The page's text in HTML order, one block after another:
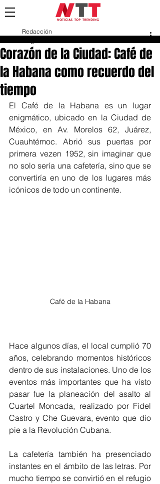
Corazón de la Ciudad: Café de
la Habana como recuerdo del
tiempo
Redacción
El Café de la Habana es un lugar
enigmático, ubicado en la Ciudad de
México, en Av. Morelos 62,
Juárez,
Cuauhtémoc. Abrió sus puertas por
primera vezen 1952, sin imaginar que
no solo sería una cafetería, sino que se
convertiría en uno de los lugares más
icónicos de todo un continente.
Café de la Habana
Hace algunos días, el local cumplió 70
años, celebrando momentos históricos
dentro de sus instalaciones. Uno de los
eventos más importantes que ha visto
pasar fue la planeación del asalto al
Cuartel Moncada, realizado por Fidel
Castro y Che Guevara, evento que dio
pie a la Revolución Cubana.
La cafetería también ha presenciado
instantes en el ámbito de las letras. Por
mucho tiempo se convirtió en el refugio